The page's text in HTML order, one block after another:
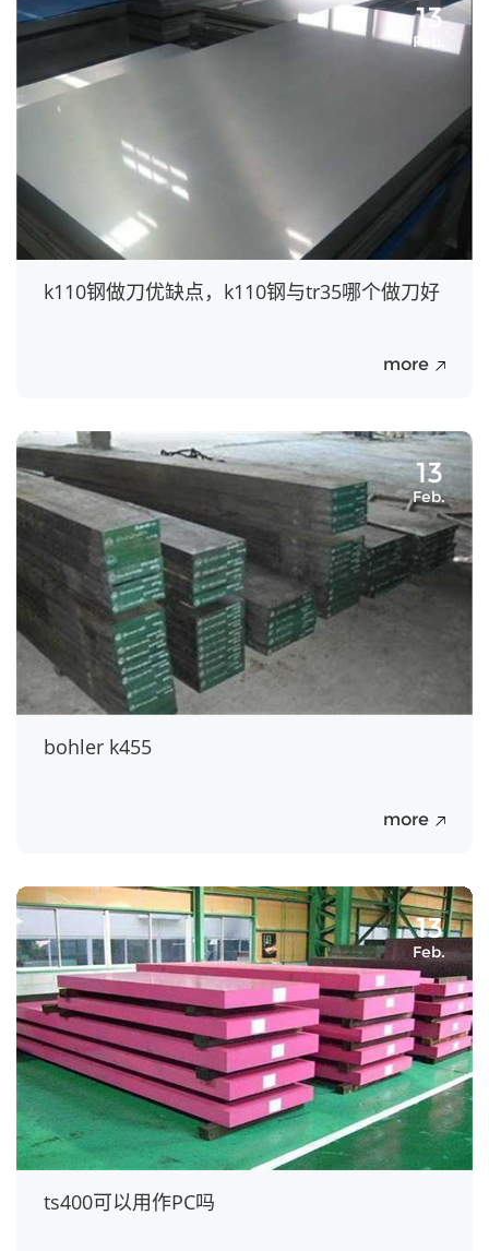
13
Feb.
k110钢做刀优缺点，k110钢与tr35哪个做刀好
more
13
Feb.
bohler k455
more
13
Feb.
ts400可以用作PC吗